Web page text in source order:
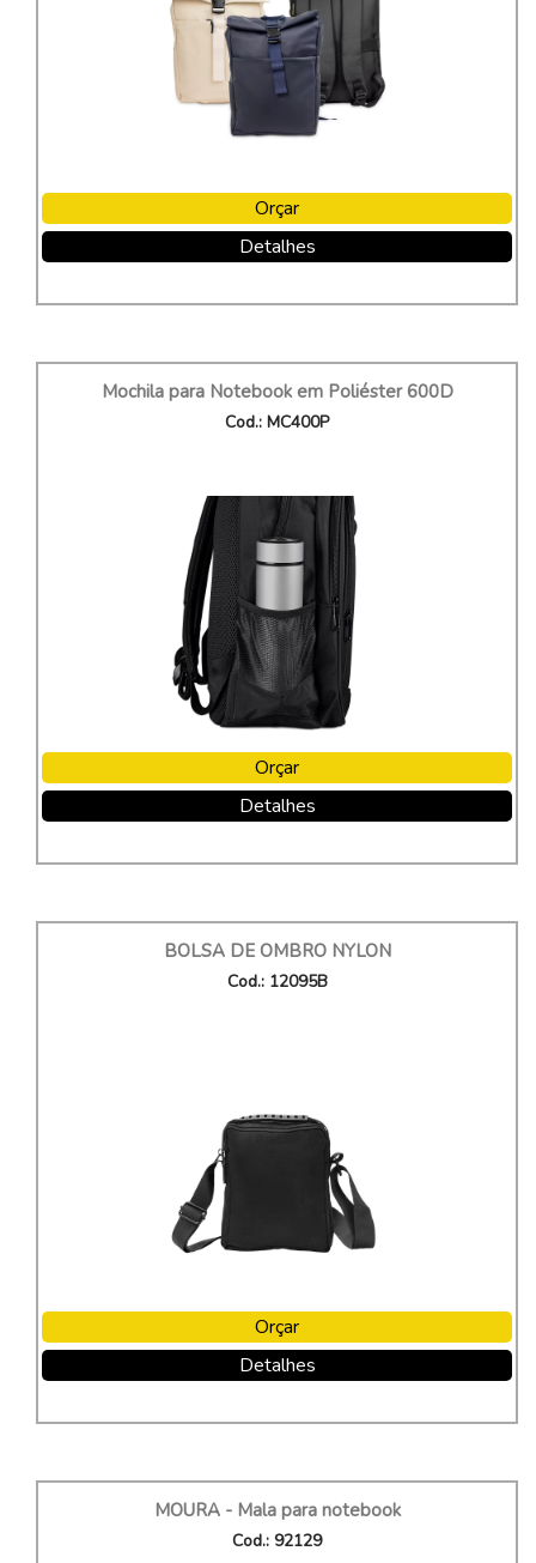
Orçar
Detalhes
Mochila para Notebook em Poliéster 600D
Cod.: MC400P
Orçar
Detalhes
BOLSA DE OMBRO NYLON
Cod.: 12095B
Orçar
Detalhes
MOURA - Mala para notebook
Cod.: 92129